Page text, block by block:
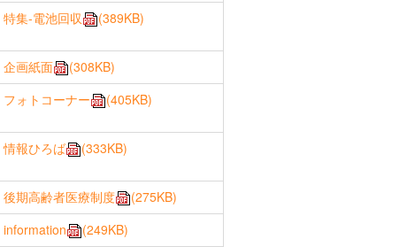
特集‐電池回収 (389KB)
企画紙面
(308KB)
フォトコーナー (405KB)
情報ひろば (333KB)
後期高齢者医療制度
(275KB)
information
(249KB)